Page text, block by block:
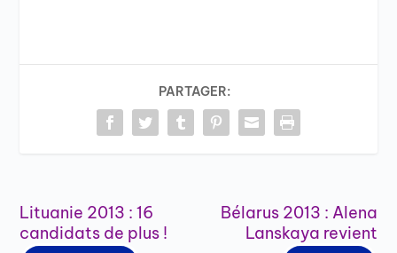
PARTAGER:
Lituanie 2013 : 16
candidats de plus !
Bélarus 2013 : Alena
Lanskaya revient